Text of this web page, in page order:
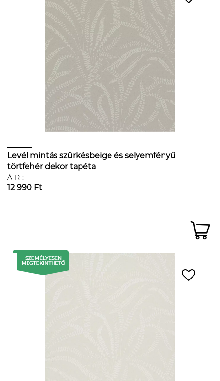
Levél mintás szürkésbeige és selyemfényű
törtfehér dekor tapéta
ÁR:
12 990 Ft